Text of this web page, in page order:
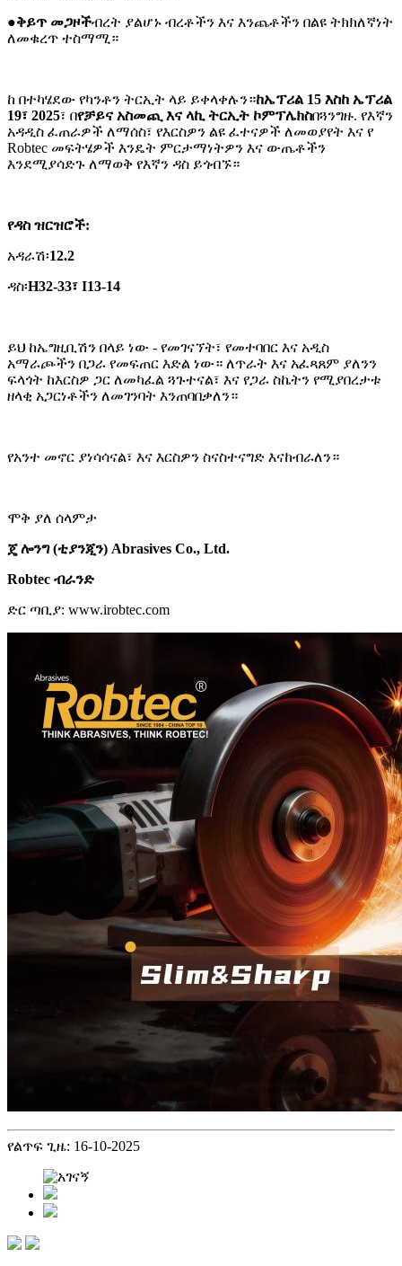
●ቅይጥ መጋዞችብረት ያልሆኑ ብረቶችን እና እንጨቶችን በልዩ ትክክለኛነት
ለመቁረጥ ተስማሚ።
ከ በተካሄደው የካንቶን ትርኢት ላይ ይቀላቀሉን።ከኤፕሪል 15 እስከ ኤፕሪል
19፣ 2025፣ በየቻይና አስመጪ እና ላኪ ትርኢት ኮምፕሌክስበጓንግዙ. የእኛን
አዳዲስ ፈጠራዎች ለማሰስ፣ የእርስዎን ልዩ ፈተናዎች ለመወያየት እና የ
Robtec መፍትሄዎች እንዴት ምርታማነትዎን እና ውጤቶችን
እንደሚያሳድጉ ለማወቅ የእኛን ዳስ ይጎብኙ።
የዳስ ዝርዝሮች:
አዳራሽ፡12.2
ዳስ፡H32-33፣ I13-14
ይህ ከኤግዚቢሽን በላይ ነው - የመገናኘት፣ የመተባበር እና አዲስ
አማራጮችን በጋራ የመፍጠር እድል ነው። ለጥራት እና አፈጻጸም ያለንን
ፍላጎት ከእርስዎ ጋር ለመካፈል ጓጉተናል፣ እና የጋራ ስኬትን የሚያበረታቱ
ዘላቂ አጋርነቶችን ለመገንባት እንጠባበቃለን።
የአንተ መኖር ያነሳሳናል፣ እና እርስዎን ስናስተናግድ እናከብራለን።
ሞቅ ያለ ሰላምታ
ጄ ሎንግ (ቲያንጂን) Abrasives Co., Ltd.
Robtec ብራንድ
ድር ጣቢያ: www.irobtec.com
የልጥፍ ጊዜ: 16-10-2025